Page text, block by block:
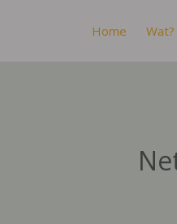
Home Wat?